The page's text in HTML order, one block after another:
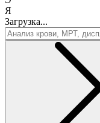
Я
Загрузка...